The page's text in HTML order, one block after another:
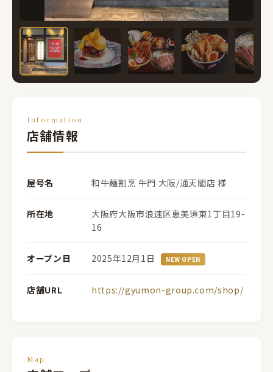
Information
店舗情報
屋号名 和牛麺割烹 牛門 大阪/通天閣店 様
所在地
大阪府大阪市浪速区恵美須東1丁目19-
16
オープン日 2025年12月1日 NEW OPEN
店舗URL https://gyumon-group.com/shop/
Map